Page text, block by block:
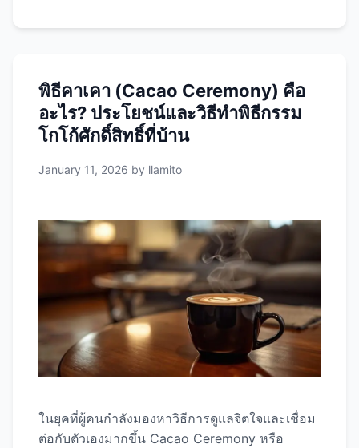
หลับ 2. L-theanine กรดอะมิโนที่ช่วยเพิ่มสมาธิ
อิสระ สารเหล่านี้ช่วยเผาผลาญไขมันได้ดีที่สุดเมื่อ
ดื่มในช่วงเวลาที่เหมาะสม โดยเฉพาะก่อนออก
กำลังกายหรือก่อนอาหาร 4. Chlorophyll ช่วยดีท็
ดีที่สุดในการดื่มมัทฉะตามเป้าหมาย
30-60 นาทีหลังตื่นนอน ประโยชน์: วิธีดื่ม: เหมาะ
สำหรับ: เคล็ดลับ: ถ้าคุณเป็นคนท้องไวต่อคาเฟอีน
ควรกินอาหารเช้าเบาๆ ก่อนดื่ม เช่น กล้วย ข้าวโอ๊ต
…Read more
พิธีคาเคา (Cacao Ceremony) คือ
อะไร? ประโยชน์และวิธีทำพิธีกรรม
โกโก้ศักดิ์สิทธิ์ที่บ้าน
January 11, 2026 by llamito
ในยุคที่ผู้คนกำลังมองหาวิธีการดูแลจิตใจและเชื่อม
ต่อกับตัวเองมากขึ้น Cacao Ceremony หรือ